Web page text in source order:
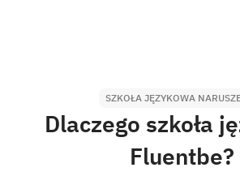
SZKOŁA JĘZYKOWA
Dlaczego szkoła
Fluentbe?